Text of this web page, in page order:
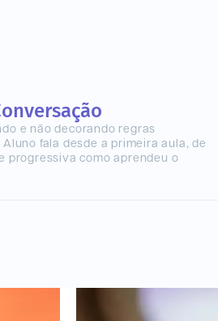
e não decorando regras
fala desde a primeira aula, de
progressiva como aprendeu o